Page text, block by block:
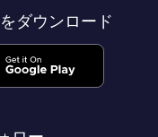
ダウンロード